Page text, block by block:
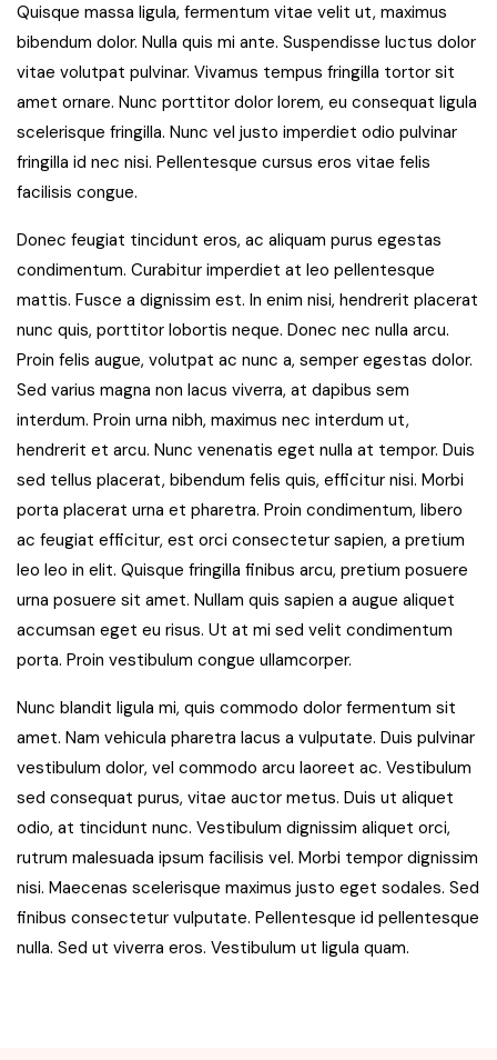
Quisque massa ligula, fermentum vitae velit ut, maximus
bibendum dolor. Nulla quis mi ante. Suspendisse luctus dolor
vitae volutpat pulvinar. Vivamus tempus fringilla tortor sit
amet ornare. Nunc porttitor dolor lorem, eu consequat ligula
scelerisque fringilla. Nunc vel justo imperdiet odio pulvinar
fringilla id nec nisi. Pellentesque cursus eros vitae felis
facilisis congue.
Donec feugiat tincidunt eros, ac aliquam purus egestas
condimentum. Curabitur imperdiet at leo pellentesque
mattis. Fusce a dignissim est. In enim nisi, hendrerit placerat
nunc quis, porttitor lobortis neque. Donec nec nulla arcu.
Proin felis augue, volutpat ac nunc a, semper egestas dolor.
Sed varius magna non lacus viverra, at dapibus sem
interdum. Proin urna nibh, maximus nec interdum ut,
hendrerit et arcu. Nunc venenatis eget nulla at tempor. Duis
sed tellus placerat, bibendum felis quis, efficitur nisi. Morbi
porta placerat urna et pharetra. Proin condimentum, libero
ac feugiat efficitur, est orci consectetur sapien, a pretium
leo leo in elit. Quisque fringilla finibus arcu, pretium posuere
urna posuere sit amet. Nullam quis sapien a augue aliquet
accumsan eget eu risus. Ut at mi sed velit condimentum
porta. Proin vestibulum congue ullamcorper.
Nunc blandit ligula mi, quis commodo dolor fermentum sit
amet. Nam vehicula pharetra lacus a vulputate. Duis pulvinar
vestibulum dolor, vel commodo arcu laoreet ac. Vestibulum
sed consequat purus, vitae auctor metus. Duis ut aliquet
odio, at tincidunt nunc. Vestibulum dignissim aliquet orci,
rutrum malesuada ipsum facilisis vel. Morbi tempor dignissim
nisi. Maecenas scelerisque maximus justo eget sodales. Sed
finibus consectetur vulputate. Pellentesque id pellentesque
nulla. Sed ut viverra eros. Vestibulum ut ligula quam.